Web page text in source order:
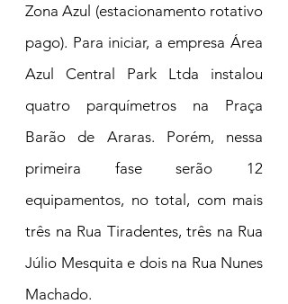
Zona Azul (estacionamento rotativo
pago). Para iniciar, a empresa Área
Azul Central Park Ltda instalou
quatro parquímetros na Praça
Barão de Araras. Porém, nessa
primeira fase serão 12
equipamentos, no total, com mais
três na Rua Tiradentes, três na Rua
Júlio Mesquita e dois na Rua Nunes
Machado.